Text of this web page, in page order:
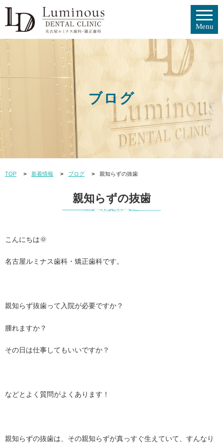
ブログ
TOP 新着情報 ブログ 親知らずの抜歯
親知らずの抜歯
こんにちは🌞
名古屋ルミナス歯科・矯正歯科です。
親知らず抜歯って入院が必要ですか？
腫れますか？
その日は仕事してもいいですか？
などとよく質問がよくあります！
親知らずの抜歯は、その親知らずが真っすぐ生えていて、すんなり